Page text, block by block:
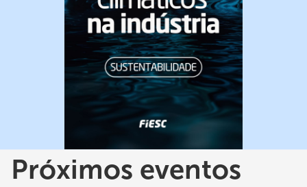
Próximos eventos